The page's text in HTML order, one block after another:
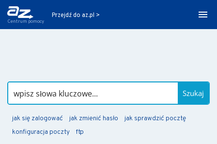
Centrum pomocy
Przejdź do az.pl >
Szukaj
jak się zalogować jak zmienić hasło
jak sprawdzić pocztę
konfiguracja poczty
ftp